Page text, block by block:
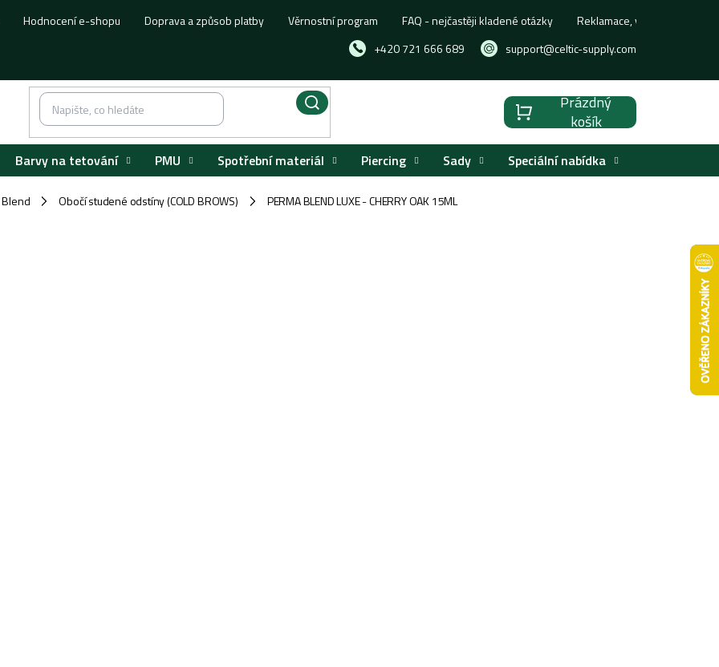
+420 721 666 689 support@celtic-supply.com
Hodnocení e-shopu Doprava a způsob platby Věrnostní program FAQ - nejčastěji kladené otázky Reklamace, výměna nebo
Nákupní
košík
Prázdný
košík
Barvy na tetování PMU Spotřební materiál Piercing Sady Speciální nabídka
/ Obočí studené odstíny (COLD BROWS) / PERMA BLEND LUXE - CHERRY OAK 15ML